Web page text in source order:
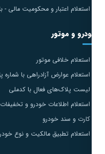
استعلام اعتبار و محکومیت مالی - با...
و موتور
استعلام خلافی موتور
استعلام عوارض آزادراهی با شماره پل...
لیست پلاک‌های فعال با کدملی
استعلام اطلاعات خودرو و تخفیفات بی...
کارت و سند خودرو
استعلام تطبیق مالکیت و نوع خودرو